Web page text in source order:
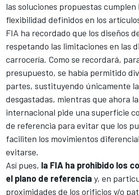
las soluciones propuestas
flexibilidad definidos en los
FIA ha recordado que los diseños
respetando las limitaciones en las
carrocería. Como se recordará,
presupuesto, se había permitido
partes, sustituyendo únicamente
desgastadas, mientras que ahora
internacional pide una superficie
de referencia para evitar que los
faciliten los movimientos
evitarse.
Así pues, la FIA ha prohibido los
el plano de referencia y, en
proximidades de los orificios y/o